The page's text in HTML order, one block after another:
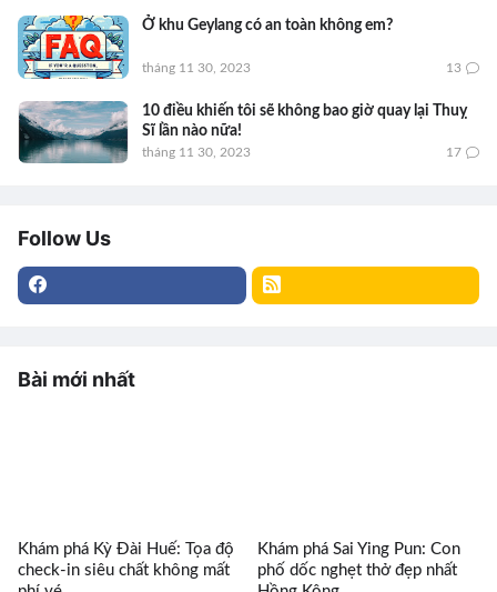
Ở khu Geylang có an toàn không em?
tháng 11 30, 2023 13
10 điều khiến tôi sẽ không bao giờ quay lại Thuỵ
Sĩ lần nào nữa!
tháng 11 30, 2023 17
Follow Us
Bài mới nhất
Khám phá Kỳ Đài Huế: Tọa độ
check-in siêu chất không mất
Khám phá Sai Ying Pun: Con
phố dốc nghẹt thở đẹp nhất